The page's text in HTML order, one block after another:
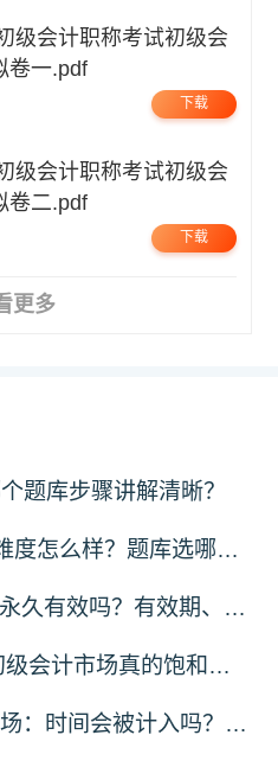
卷一.pdf
下载
卷二.pdf
下载
更多
题库步骤讲解清晰？
2026 年税务师考试难度怎么样？题库选哪家的好？
初级会计职称证书是永久有效吗？有效期、领取时限及继续教育要求全解答
超1060万人持证！初级会计市场真的饱和了吗？含金量真相+2026备考攻略
初级会计考试中途离场：时间会被计入吗？规则与原因详解